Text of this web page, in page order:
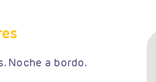
Noche a bordo.